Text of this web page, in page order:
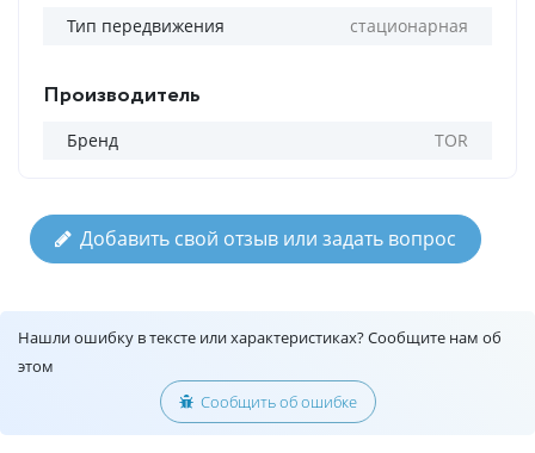
Тип передвижения
стационарная
Производитель
Бренд TOR
Добавить свой отзыв или задать вопрос
Нашли ошибку в тексте или характеристиках? Сообщите нам об
этом
Сообщить об ошибке